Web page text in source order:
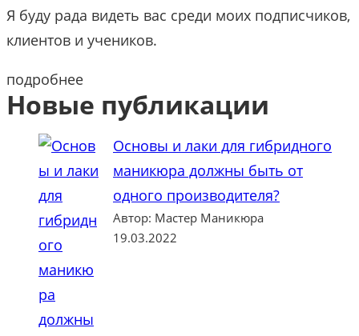
Я буду рада видеть вас среди моих подписчиков,
клиентов и учеников.
подробнее
Новые публикации
Основы и лаки для гибридного
маникюра должны быть от
одного производителя?
Автор: Мастер Маникюра
19.03.2022